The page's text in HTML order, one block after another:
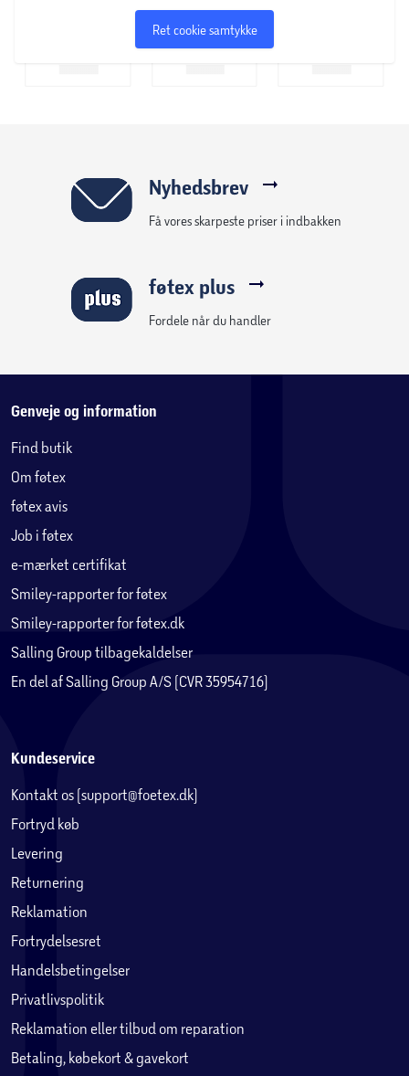
Ret cookie samtykke
Nyhedsbrev
Få vores skarpeste priser i indbakken
føtex plus
Fordele når du handler
Genveje og information
Find butik
Om føtex
føtex avis
Job i føtex
e-mærket certifikat
Smiley-rapporter for føtex
Smiley-rapporter for føtex.dk
Salling Group tilbagekaldelser
En del af Salling Group A/S (CVR 35954716)
Kundeservice
Kontakt os (support@foetex.dk)
Fortryd køb
Levering
Returnering
Reklamation
Fortrydelsesret
Handelsbetingelser
Privatlivspolitik
Reklamation eller tilbud om reparation
Betaling, købekort & gavekort